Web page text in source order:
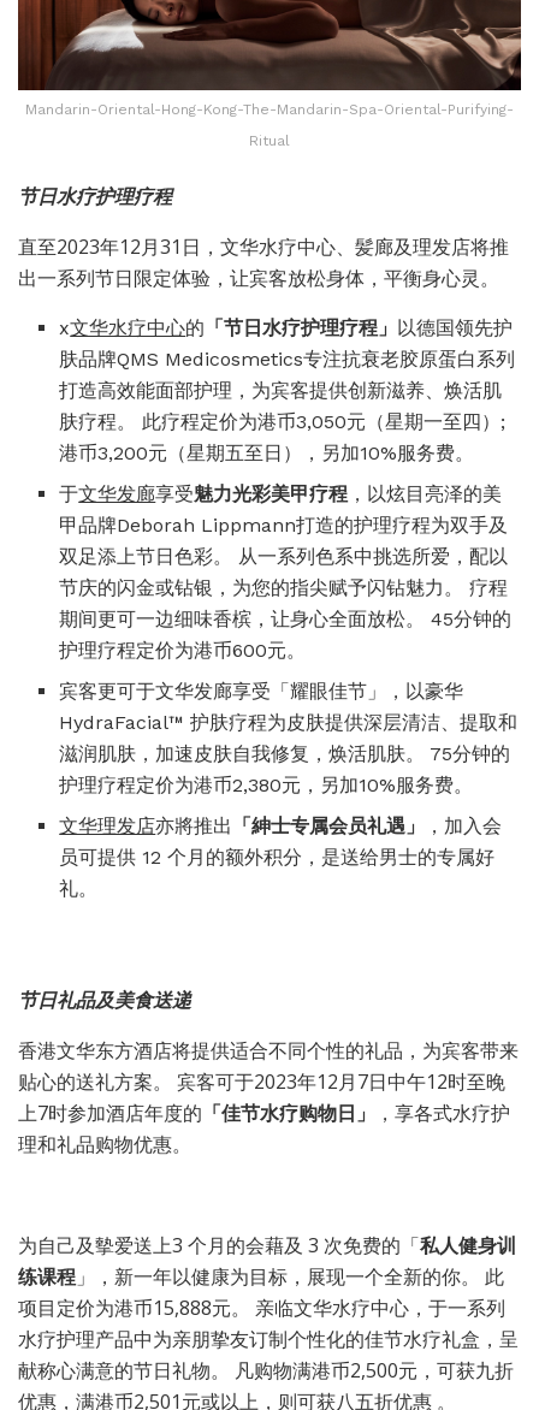
Mandarin-Oriental-Hong-Kong-The-Mandarin-Spa-Oriental-Purifying-
Ritual
节日水疗护理疗程
直至2023年12月31日，文华水疗中心、髪廊及理发店将推
出一系列节日限定体验，让宾客放松身体，平衡身心灵。
x文华水疗中心的 「节日水疗护理疗程」 以德国领先护
肤品牌QMS Medicosmetics专注抗衰老胶原蛋白系列
打造高效能面部护理，为宾客提供创新滋养、焕活肌
肤疗程。 此疗程定价为港币3,050元（星期一至四）;
港币3,200元（星期五至日），另加10%服务费。
于文华发廊享受魅力光彩美甲疗程 ，以炫目亮泽的美
甲品牌Deborah Lippmann打造的护理疗程为双手及
双足添上节日色彩。 从一系列色系中挑选所爱，配以
节庆的闪金或钻银，为您的指尖赋予闪钻魅力。 疗程
期间更可一边细味香槟，让身心全面放松。 45分钟的
护理疗程定价为港币600元。
宾客更可于文华发廊享受「耀眼佳节」，以豪华
HydraFacial™ 护肤疗程为皮肤提供深层清洁、提取和
滋润肌肤，加速皮肤自我修复，焕活肌肤。 75分钟的
护理疗程定价为港币2,380元，另加10%服务费。
文华理发店亦將推出 「紳士专属会员礼遇」
，加入会
员可提供 12 个月的额外积分，是送给男士的专属好
礼。
节日礼品及美食送递
香港文华东方酒店将提供适合不同个性的礼品，为宾客带来
贴心的送礼方案。 宾客可于2023年12月7日中午12时至晚
上7时参加酒店年度的 「佳节水疗购物日」
，享各式水疗护
理和礼品购物优惠。
为自己及摰爱送上3 个月的会藉及 3 次免费的「私人健身训
练课程 」，新一年以健康为目标，展现一个全新的你。 此
项目定价为港币15,888元。 亲临文华水疗中心，于一系列
水疗护理产品中为亲朋挚友订制个性化的佳节水疗礼盒，呈
献称心满意的节日礼物。 凡购物满港币2,500元，可获九折
优惠，满港币2,501元或以上，则可获八五折优惠 。